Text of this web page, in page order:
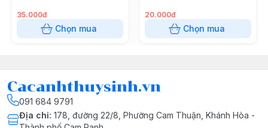
35.000đ
Chọn mua
20.000đ
Chọn mua
Cacanhthuysinh.vn
091 684 9791
Địa chỉ: 178, đường 22/8, Phường Cam Thuận, Khánh Hòa -